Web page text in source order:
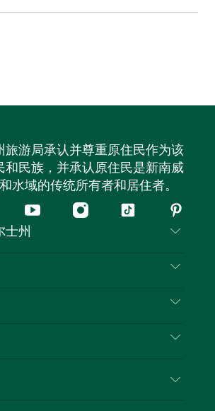
旅游局承认并尊重原住民作为该
和民族，并承认原住民是新南威
水域的传统所有者和居住者。
YouTubeInstagram
抖
士州
路旅行
业